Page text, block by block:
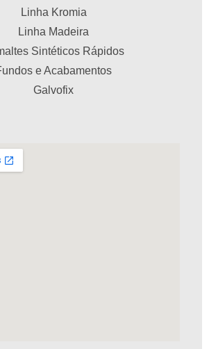
Linha Kromia
Linha Madeira
Sintéticos Rápidos
e Acabamentos
Galvofix